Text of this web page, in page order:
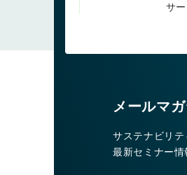
サ
メールマ
サステナビリテ
最新セミナー情